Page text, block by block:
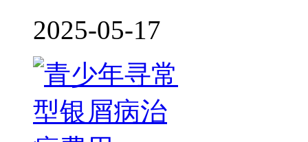
2025-05-17